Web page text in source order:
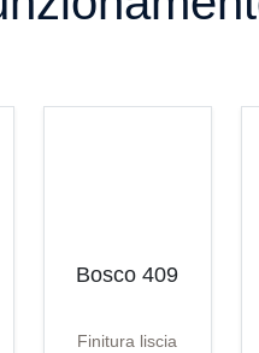
Bosco 409
Finitura liscia